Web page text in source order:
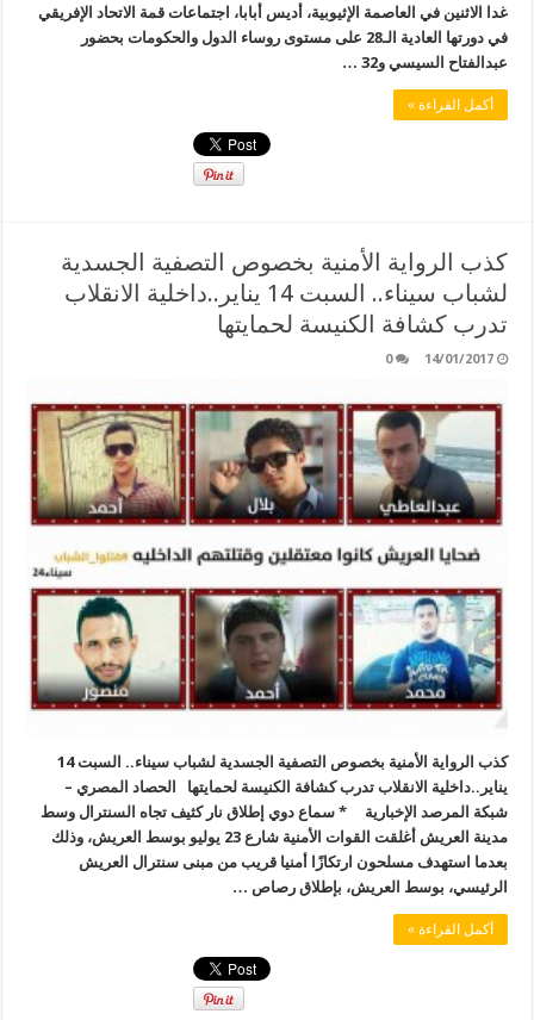
غدا الاثنين في العاصمة الإثيوبية، أديس أبابا، اجتماعات قمة الاتحاد الإفريقي
في دورتها العادية الـ28 على مستوى روساء الدول والحكومات بحضور
عبدالفتاح السيسي و32 …
أكمل القراءة »
كذب الرواية الأمنية بخصوص التصفية الجسدية
لشباب سيناء.. السبت 14 يناير..داخلية الانقلاب
تدرب كشافة الكنيسة لحمايتها
14/01/2017
0
كذب الرواية الأمنية بخصوص التصفية الجسدية لشباب سيناء.. السبت 14
يناير..داخلية الانقلاب تدرب كشافة الكنيسة لحمايتها الحصاد المصري –
شبكة المرصد الإخبارية * سماع دوي إطلاق نار كثيف تجاه السنترال وسط
مدينة العريش أغلقت القوات الأمنية شارع 23 يوليو بوسط العريش، وذلك
بعدما استهدف مسلحون ارتكازًا أمنيا قريب من مبنى سنترال العريش
الرئيسي، بوسط العريش، بإطلاق رصاص …
أكمل القراءة »